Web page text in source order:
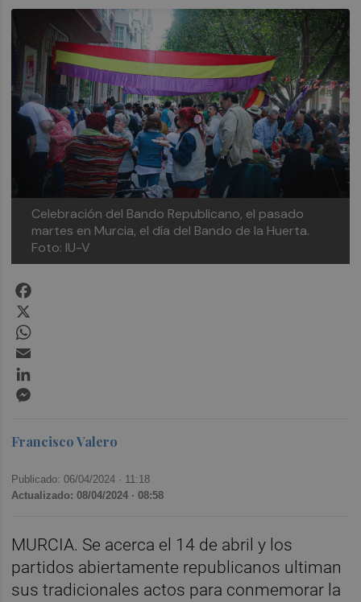
Celebración del Bando Republicano, el pasado
martes en Murcia, el día del Bando de la Huerta.
Foto: IU-V
Francisco Valero
Publicado: 06/04/2024 · 11:18
Actualizado: 08/04/2024 · 08:58
MURCIA. Se acerca el 14 de abril y los
partidos abiertamente republicanos ultiman
sus tradicionales actos para conmemorar la